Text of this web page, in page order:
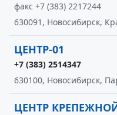
факс +7 (383) 2217244
630091, Новосибирск,
ЦЕНТР-01
+7 (383) 2514347
630100, Новосибирск,
ЦЕНТР